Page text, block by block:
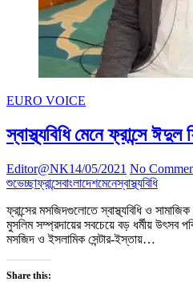
EURO VOICE
স্বাস্থ্যবিধি মেনে ফ্রান্সে
Editor@NK14/05/2021 No
শুভেচ্ছাফ্রান্সেবাংলাদেশমেনেস্বাস্থ্যবিধি
ফ্রান্সের মসজিদগুলোতে স্বাস্থ্যবিধি ও
মুসলিম সম্প্রদায়ের সবচেয়ে বড় ধর্মীয় উৎসব
মসজিদ ও ইসলামিক সেন্টার-ইস্তায়…
Share this: